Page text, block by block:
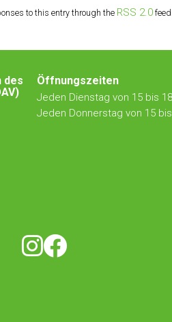
to this entry through the RSS 2.0
des
Öffnungszeiten
Jeden Dienstag von 15 bis
Jeden Donnerstag von 15